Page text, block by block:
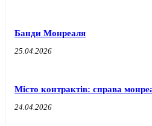
Банди Монреаля
25.04.2026
Місто контрактів: справа
24.04.2026